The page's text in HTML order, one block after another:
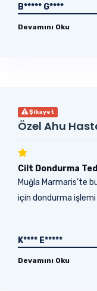
B***** G****
Devamını Oku
Şikayet
Özel Ahu
Cilt Dondurma
Muğla Marmaris’te
için dondurma
K**** E*****
Devamını Oku